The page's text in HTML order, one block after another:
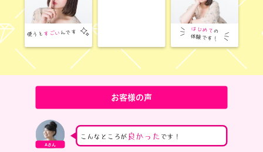
使うと すごい んです はじめての
体験です！
お客様の声
Aさん
こんなところが良かった です！